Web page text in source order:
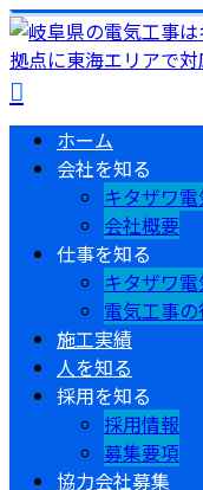
ホーム
会社を知る
キタザワ
会社概要
仕事を知る
キタザワ
電気工事
施工実績
人を知る
採用を知る
採用情報
募集要項
協力会社募集